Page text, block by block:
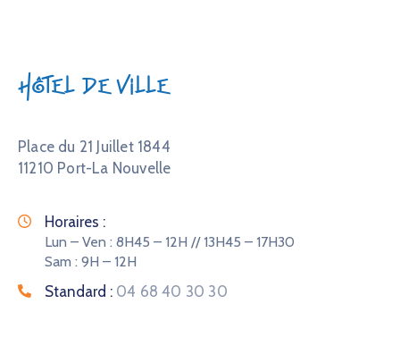
Hôtel de Ville
Place du 21 Juillet 1844
11210 Port-La Nouvelle
Horaires :
Lun – Ven : 8H45 – 12H // 13H45 – 17H30
Sam : 9H – 12H
Standard : 04 68 40 30 30